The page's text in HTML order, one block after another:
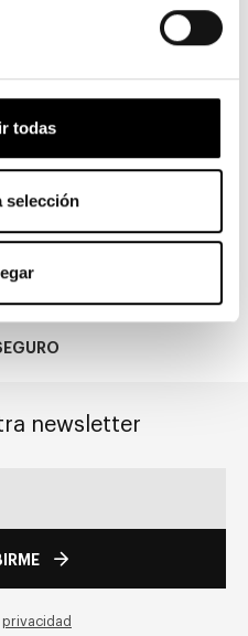
todas
selección
en tienda
newsletter
privacidad